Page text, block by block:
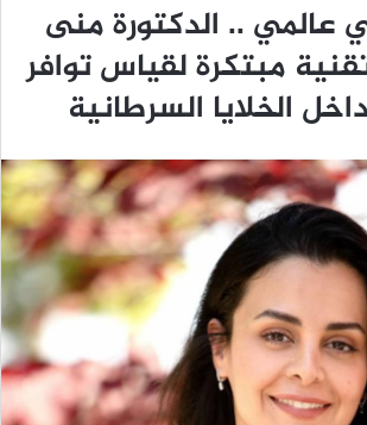
عالمي .. الدكتورة منى
مبتكرة لقياس توافر
الخلايا السرطانية